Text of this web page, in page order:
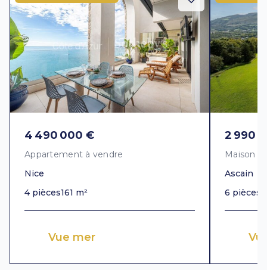
4 490 000 €
Appartement à vendre
Nice
4 pièces161 m²
Vue mer
2 990
Maison à
Ascain
6 pièces